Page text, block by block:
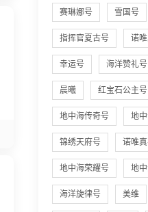
赛琳娜号 雪国号
指挥官夏古号 诺
幸运号 海洋赞礼号
晨曦 红宝石公主号
地中海传奇号 地
锦绣天府号 诺唯
地中海荣耀号 地
海洋旋律号 美维